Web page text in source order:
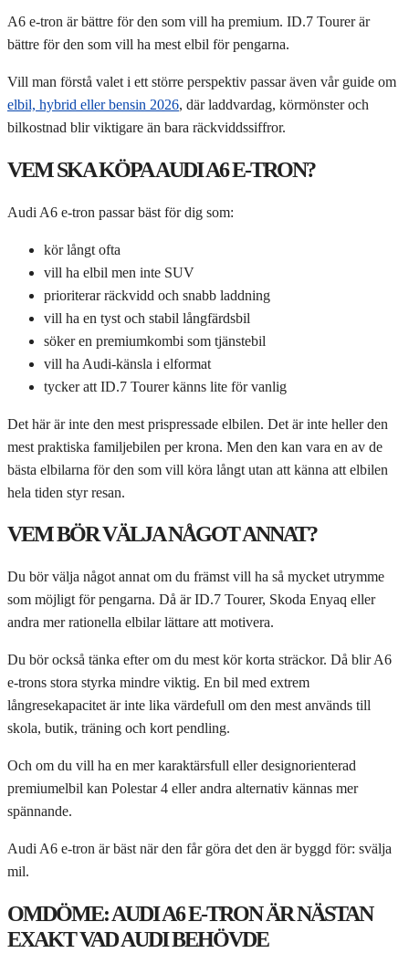
A6 e-tron är bättre för den som vill ha premium. ID.7 Tourer är
bättre för den som vill ha mest elbil för pengarna.
Vill man förstå valet i ett större perspektiv passar även vår guide om
elbil, hybrid eller bensin 2026, där laddvardag, körmönster och
bilkostnad blir viktigare än bara räckviddssiffror.
VEM SKA KÖPA AUDI A6 E-TRON?
Audi A6 e-tron passar bäst för dig som:
kör långt ofta
vill ha elbil men inte SUV
prioriterar räckvidd och snabb laddning
vill ha en tyst och stabil långfärdsbil
söker en premiumkombi som tjänstebil
vill ha Audi-känsla i elformat
tycker att ID.7 Tourer känns lite för vanlig
Det här är inte den mest prispressade elbilen. Det är inte heller den
mest praktiska familjebilen per krona. Men den kan vara en av de
bästa elbilarna för den som vill köra långt utan att känna att elbilen
hela tiden styr resan.
VEM BÖR VÄLJA NÅGOT ANNAT?
Du bör välja något annat om du främst vill ha så mycket utrymme
som möjligt för pengarna. Då är ID.7 Tourer, Skoda Enyaq eller
andra mer rationella elbilar lättare att motivera.
Du bör också tänka efter om du mest kör korta sträckor. Då blir A6
e-trons stora styrka mindre viktig. En bil med extrem
långresekapacitet är inte lika värdefull om den mest används till
skola, butik, träning och kort pendling.
Och om du vill ha en mer karaktärsfull eller designorienterad
premiumelbil kan Polestar 4 eller andra alternativ kännas mer
spännande.
Audi A6 e-tron är bäst när den får göra det den är byggd för: svälja
mil.
OMDÖME: AUDI A6 E-TRON ÄR NÄSTAN
EXAKT VAD AUDI BEHÖVDE